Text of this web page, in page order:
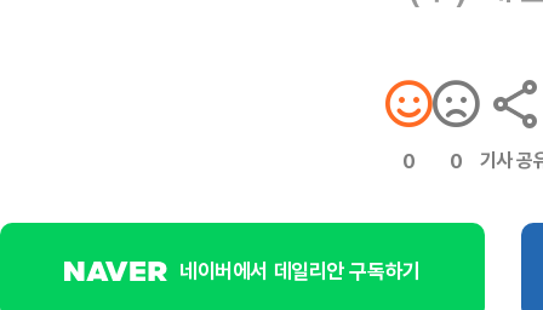
0 0 기사 공
네이버에서 데일리안 구독하기